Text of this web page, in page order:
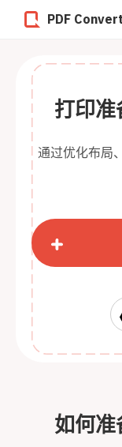
PDF
打印准
通过优化布局
如何准